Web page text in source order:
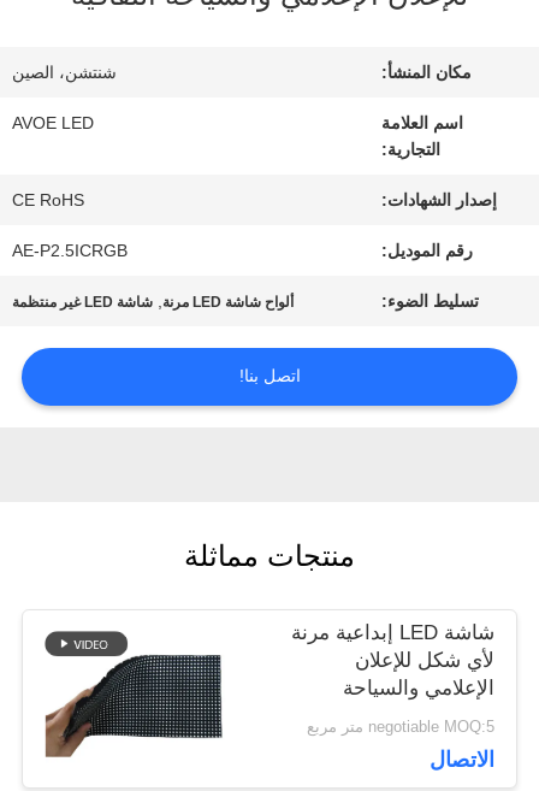
مراقبة
الجودة
اتصل
أخبار
اطلب
اقتباس
VR
مكان المنشأ: شنتشن، الصين
اسم العلامة
التجارية:
AVOE LED
إصدار الشهادات: CE RoHS
رقم الموديل: AE-P2.5ICRGB
تسليط الضوء: ألواح شاشة LED مرنة , شاشة LED غير منتظمة
اتصل بنا!
منتجات مماثلة
شاشة LED إبداعية مرنة
لأي شكل للإعلان
الإعلامي والسياحة
الثقافية
negotiable MOQ:5 متر مربع
الاتصال